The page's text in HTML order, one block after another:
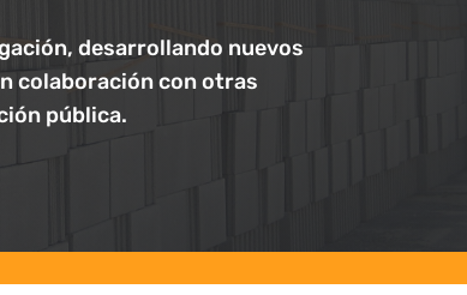
desarrollando nuevos
colaboración con otras
pública.